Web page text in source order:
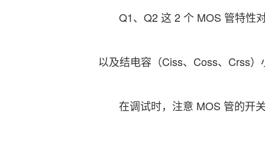
Q1、Q2 这 2 个 MOS 管特性对
以及结电容（Ciss、Coss、Crss
在调试时，注意 MOS 管的开关